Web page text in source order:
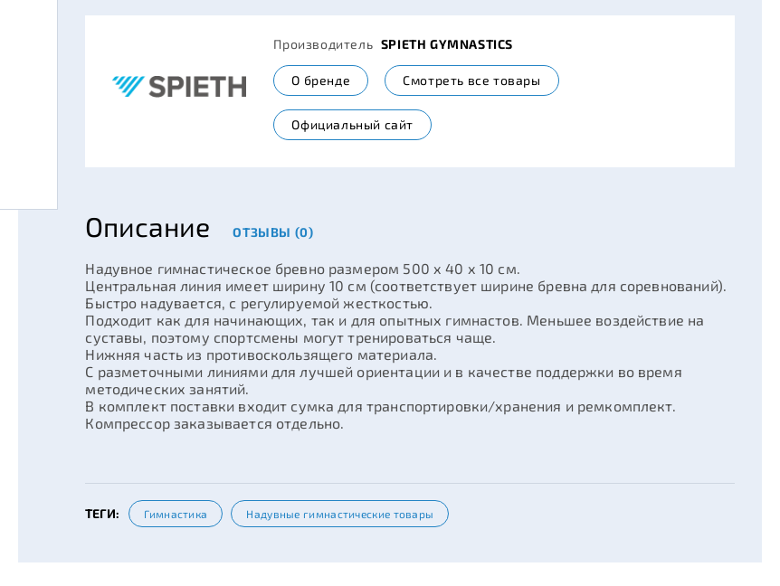
Производитель SPIETH GYMNASTICS
О бренде Смотреть все товары
Официальный сайт
Описание ОТЗЫВЫ (0)
Надувное гимнастическое бревно размером 500 х 40 х 10 см.
Центральная линия имеет ширину 10 см (соответствует ширине бревна для соревнований).
Быстро надувается, с регулируемой жесткостью.
Подходит как для начинающих, так и для опытных гимнастов. Меньшее воздействие на
суставы, поэтому спортсмены могут тренироваться чаще.
Нижняя часть из противоскользящего материала.
С разметочными линиями для лучшей ориентации и в качестве поддержки во время
методических занятий.
В комплект поставки входит сумка для транспортировки/хранения и ремкомплект.
Компрессор заказывается отдельно.
ТЕГИ: Гимнастика Надувные гимнастические товары